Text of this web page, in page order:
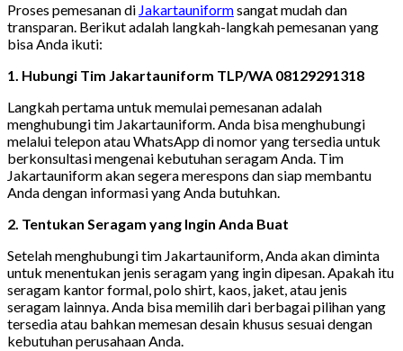
Proses pemesanan di Jakartauniformsangat mudah dan
transparan. Berikut adalah langkah-langkah pemesanan yang
bisa Anda ikuti:
1. Hubungi Tim Jakartauniform TLP/WA 08129291318
Langkah pertama untuk memulai pemesanan adalah
menghubungi tim Jakartauniform. Anda bisa menghubungi
melalui telepon atau WhatsApp di nomor yang tersedia untuk
berkonsultasi mengenai kebutuhan seragam Anda. Tim
Jakartauniform akan segera merespons dan siap membantu
Anda dengan informasi yang Anda butuhkan.
2. Tentukan Seragam yang Ingin Anda Buat
Setelah menghubungi tim Jakartauniform, Anda akan diminta
untuk menentukan jenis seragam yang ingin dipesan. Apakah itu
seragam kantor formal, polo shirt, kaos, jaket, atau jenis
seragam lainnya. Anda bisa memilih dari berbagai pilihan yang
tersedia atau bahkan memesan desain khusus sesuai dengan
kebutuhan perusahaan Anda.